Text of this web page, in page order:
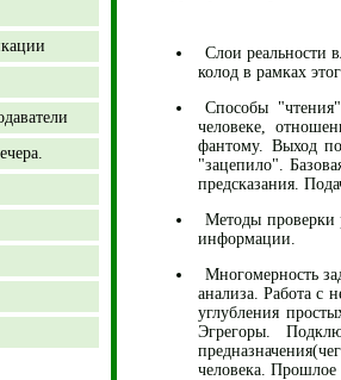
Слои реальности
колод в рамках
Способы
человеке,
фантому. Выход
"зацепило".
предсказания.
Методы проверки
информации.
Многомерность
анализа. Работа с
углубления
Эгрегоры.
человека. Прошлое